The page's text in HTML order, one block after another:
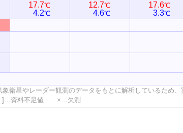
17.7℃
4.2℃
12.7℃
4.6℃
17.6℃
3.3℃
象衛星やレーダー観測のデータをもとに解析しているため
資料不足値 ×…欠測